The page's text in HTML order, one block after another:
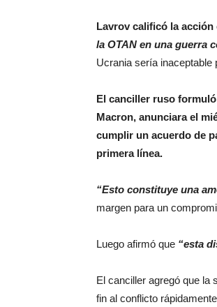
Lavrov calificó la acción
la OTAN en una guerra
Ucrania sería inaceptable
El canciller ruso
Macron, anunciara el
cumplir un acuerdo de
primera línea.
“Esto constituye una
margen para un
Luego afirmó que “esta
El canciller agregó que la
fin al conflicto